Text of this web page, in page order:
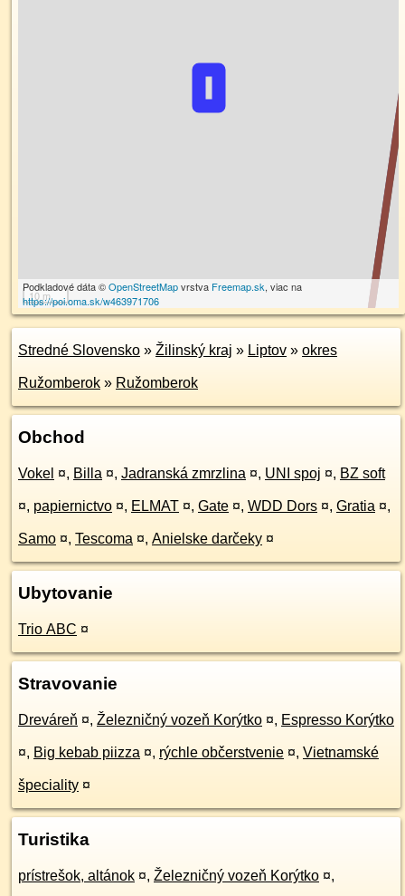
10 m
Podkladové dáta ©OpenStreetMapvrstva Freemap.sk, viac na
https://poi.oma.sk/w463971706
Stredné Slovensko » Žilinský kraj » Liptov » okres
Ružomberok » Ružomberok
Obchod
Vokel ¤, Billa ¤, Jadranská zmrzlina ¤, UNI spoj ¤, BZ soft
¤, papiernictvo ¤, ELMAT ¤, Gate ¤, WDD Dors ¤, Gratia ¤,
Samo ¤, Tescoma ¤, Anielske darčeky ¤
Ubytovanie
Trio ABC ¤
Stravovanie
Dreváreň ¤, Železničný vozeň Korýtko ¤, Espresso Korýtko
¤, Big kebab piizza ¤, rýchle občerstvenie ¤, Vietnamské
špeciality ¤
Turistika
prístrešok, altánok ¤, Železničný vozeň Korýtko ¤,